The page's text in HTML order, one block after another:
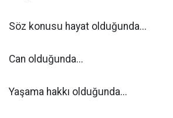
Söz konusu hayat olduğunda...
Can olduğunda...
Yaşama hakkı olduğunda...